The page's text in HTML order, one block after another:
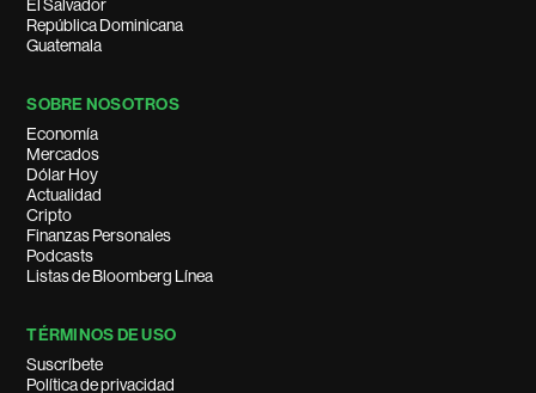
El Salvador
República Dominicana
Guatemala
SOBRE NOSOTROS
Economía
Mercados
Dólar Hoy
Actualidad
Cripto
Finanzas Personales
Podcasts
Listas de Bloomberg Línea
TÉRMINOS DE USO
Suscríbete
Política de privacidad